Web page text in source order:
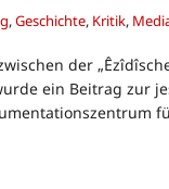
,Geschichte, Kritik,
der
ein Beitrag zur